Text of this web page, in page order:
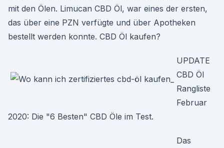
mit den Ölen. Limucan CBD Öl, war eines der ersten,
das über eine PZN verfügte und über Apotheken
bestellt werden konnte. CBD Öl kaufen?
UPDATE
CBD Öl
Rangliste
Februar
2020: Die "6 Besten" CBD Öle im Test.
Das